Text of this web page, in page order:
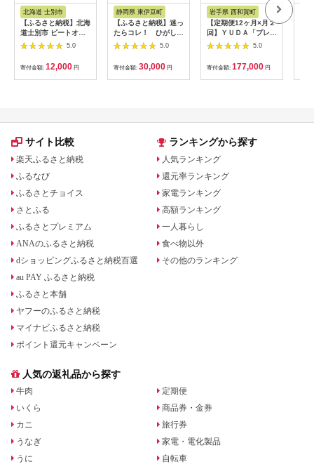
北海道 士別市
【ふるさと納税】北海
道士別市 ビートオリ
ゴ糖・砂糖セット (計
3種) 調味料 甘味料 砂
糖 上白糖 グラニュー
糖 ビートオリゴ糖 オ
リゴ糖 ビート 料理 お
5.0
寄付金額: 12,000 円
静岡県 東伊豆町
【ふるさと納税】迷っ
たらコレ！ ひがしい
ず 満喫 宿泊 補助
券 （9千円分）
C001／静岡県 東伊
豆町
5.0
寄付金額: 30,000 円
さと納税
岩手県 西和賀町
【定期便12ヶ月×月２
回】ＹＵＤＡ「プレミ
アム湯田ヨーグルト」
プレーン ２個
5.0
寄付金額: 177,000 円
サイト比較
楽天ふるさと納税
ふるなび
ふるさとチョイス
さとふる
ふるさとプレミアム
ANAのふるさと納税
dショッピングふるさと納税百選
au PAY ふるさと納税
ふるさと本舗
ヤフーのふるさと納税
マイナビふるさと納税
ポイント還元キャンペーン
ランキングから探す
人気ランキング
還元率ランキング
家電ランキング
高額ランキング
一人暮らし
食べ物以外
その他のランキング
人気の返礼品から探す
牛肉
いくら
カニ
うなぎ
うに
定期便
商品券・金券
旅行券
家電・電化製品
自転車